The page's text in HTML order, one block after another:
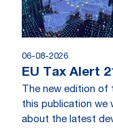
06-08-2026
EU Tax Alert
The new edition of
this publication we
about the latest